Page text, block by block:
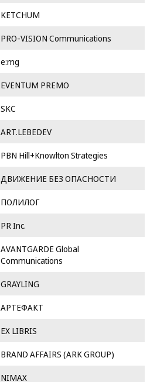
KETCHUM
PRO-VISION Communications
e:mg
EVENTUM PREMO
SKC
ART.LEBEDEV
PBN Hill+Knowlton Strategies
ДВИЖЕНИЕ БЕЗ ОПАСНОСТИ
ПОЛИЛОГ
PR Inc.
AVANTGARDE Global
Communications
GRAYLING
АРТЕФАКТ
EX LIBRIS
BRAND AFFAIRS (ARK GROUP)
NIMAX